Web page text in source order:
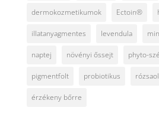
dermokozmetikumok Ectoin®
illatanyagmentes levendula
naptej növényi őssejt phyto-
pigmentfolt probiotikus
érzékeny bőrre